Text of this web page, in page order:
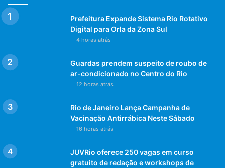
Prefeitura Expande Sistema Rio Rotativo
Digital para Orla da Zona Sul
4 horas atrás
Guardas prendem suspeito de roubo de
ar-condicionado no Centro do Rio
12 horas atrás
Rio de Janeiro Lança Campanha de
Vacinação Antirrábica Neste Sábado
16 horas atrás
JUVRio oferece 250 vagas em curso
gratuito de redação e workshops de